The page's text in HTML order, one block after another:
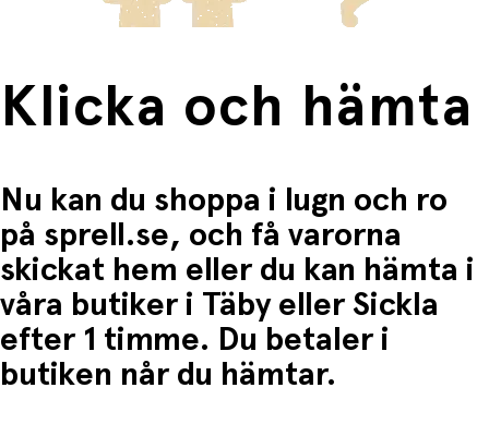
Klicka och hämta
Nu kan du shoppa i lugn och ro
på sprell.se, och få varorna
skickat hem eller du kan hämta i
våra butiker i Täby eller Sickla
efter 1 timme. Du betaler i
butiken når du hämtar.